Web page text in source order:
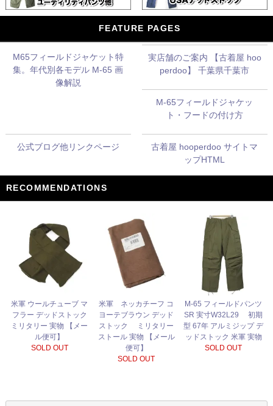
FEATURE PAGES
M65フィールドジャケット特
集。年代別各モデル M-65 画
像解説
実店舗のご案内 【古着屋 hoo
perdoo】 千葉県千葉市
M-65フィールドジャケッ
ト・フードの付け方
公式ブログ他リンクページ
古着屋 hooperdoo サイトマ
ップHTML
RECOMMENDATIONS
米軍 ウールチューブ マ
フラー デッドストック
ミリタリー 実物 【メー
ル便可】
SOLD OUT
米軍 ネッカチーフ コ
ヨーテブラウン デッド
ストック ミリタリー
ストール 実物 【メール
便可】
SOLD OUT
M-65 フィールドパンツ
SR 実寸W32L29 初期
型 67年 アルミジップ デ
ッドストック 米軍 実物
SOLD OUT